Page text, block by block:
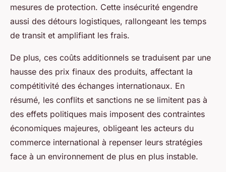
mesures de protection. Cette insécurité engendre
aussi des détours logistiques, rallongeant les temps
de transit et amplifiant les frais.
De plus, ces coûts additionnels se traduisent par une
hausse des prix finaux des produits, affectant la
compétitivité des échanges internationaux. En
résumé, les conflits et sanctions ne se limitent pas à
des effets politiques mais imposent des contraintes
économiques majeures, obligeant les acteurs du
commerce international à repenser leurs stratégies
face à un environnement de plus en plus instable.